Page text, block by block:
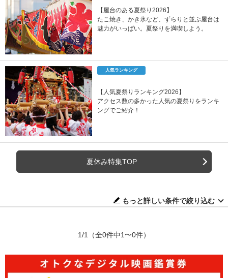
【屋台のある夏祭り2026】
たこ焼き、かき氷など、ずらりと並ぶ屋台は
魅力がいっぱい。夏祭りを満喫しよう。
人気ランキング
【人気夏祭りランキング2026】
アクセス数の多かった人気の夏祭りをランキ
ングでご紹介！
夏休み特集TOP
もっと詳しい条件で絞り込む
1/1 （全0件中1〜0件）